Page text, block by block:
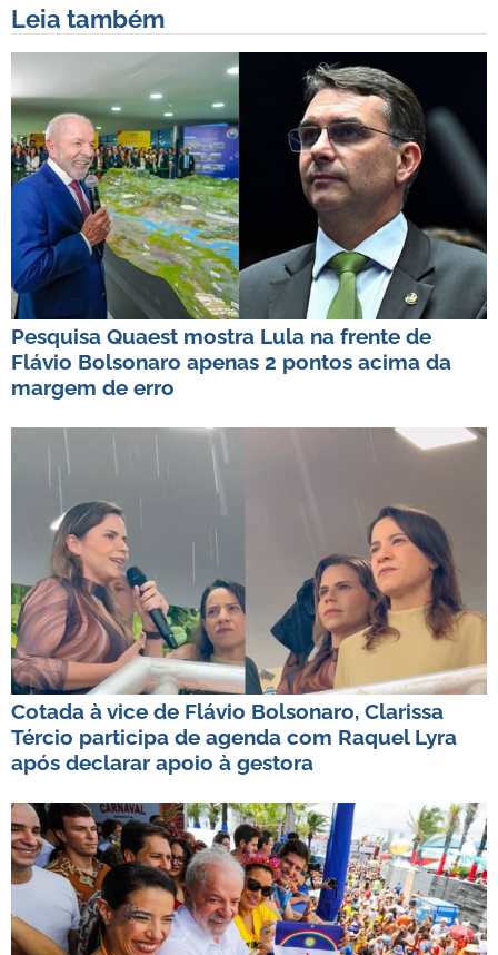
Leia também
Pesquisa Quaest mostra Lula na frente de
Flávio Bolsonaro apenas 2 pontos acima da
margem de erro
Cotada à vice de Flávio Bolsonaro, Clarissa
Tércio participa de agenda com Raquel Lyra
após declarar apoio à gestora